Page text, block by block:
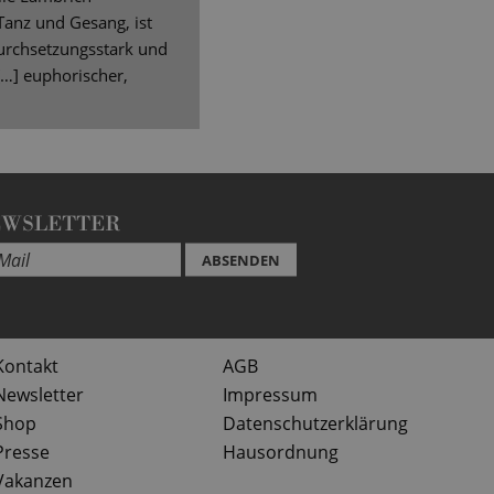
und Gesang, ist
und
euphorischer,
ABSENDEN
AGB
Impressum
Datenschutzerklärung
Hausordnung